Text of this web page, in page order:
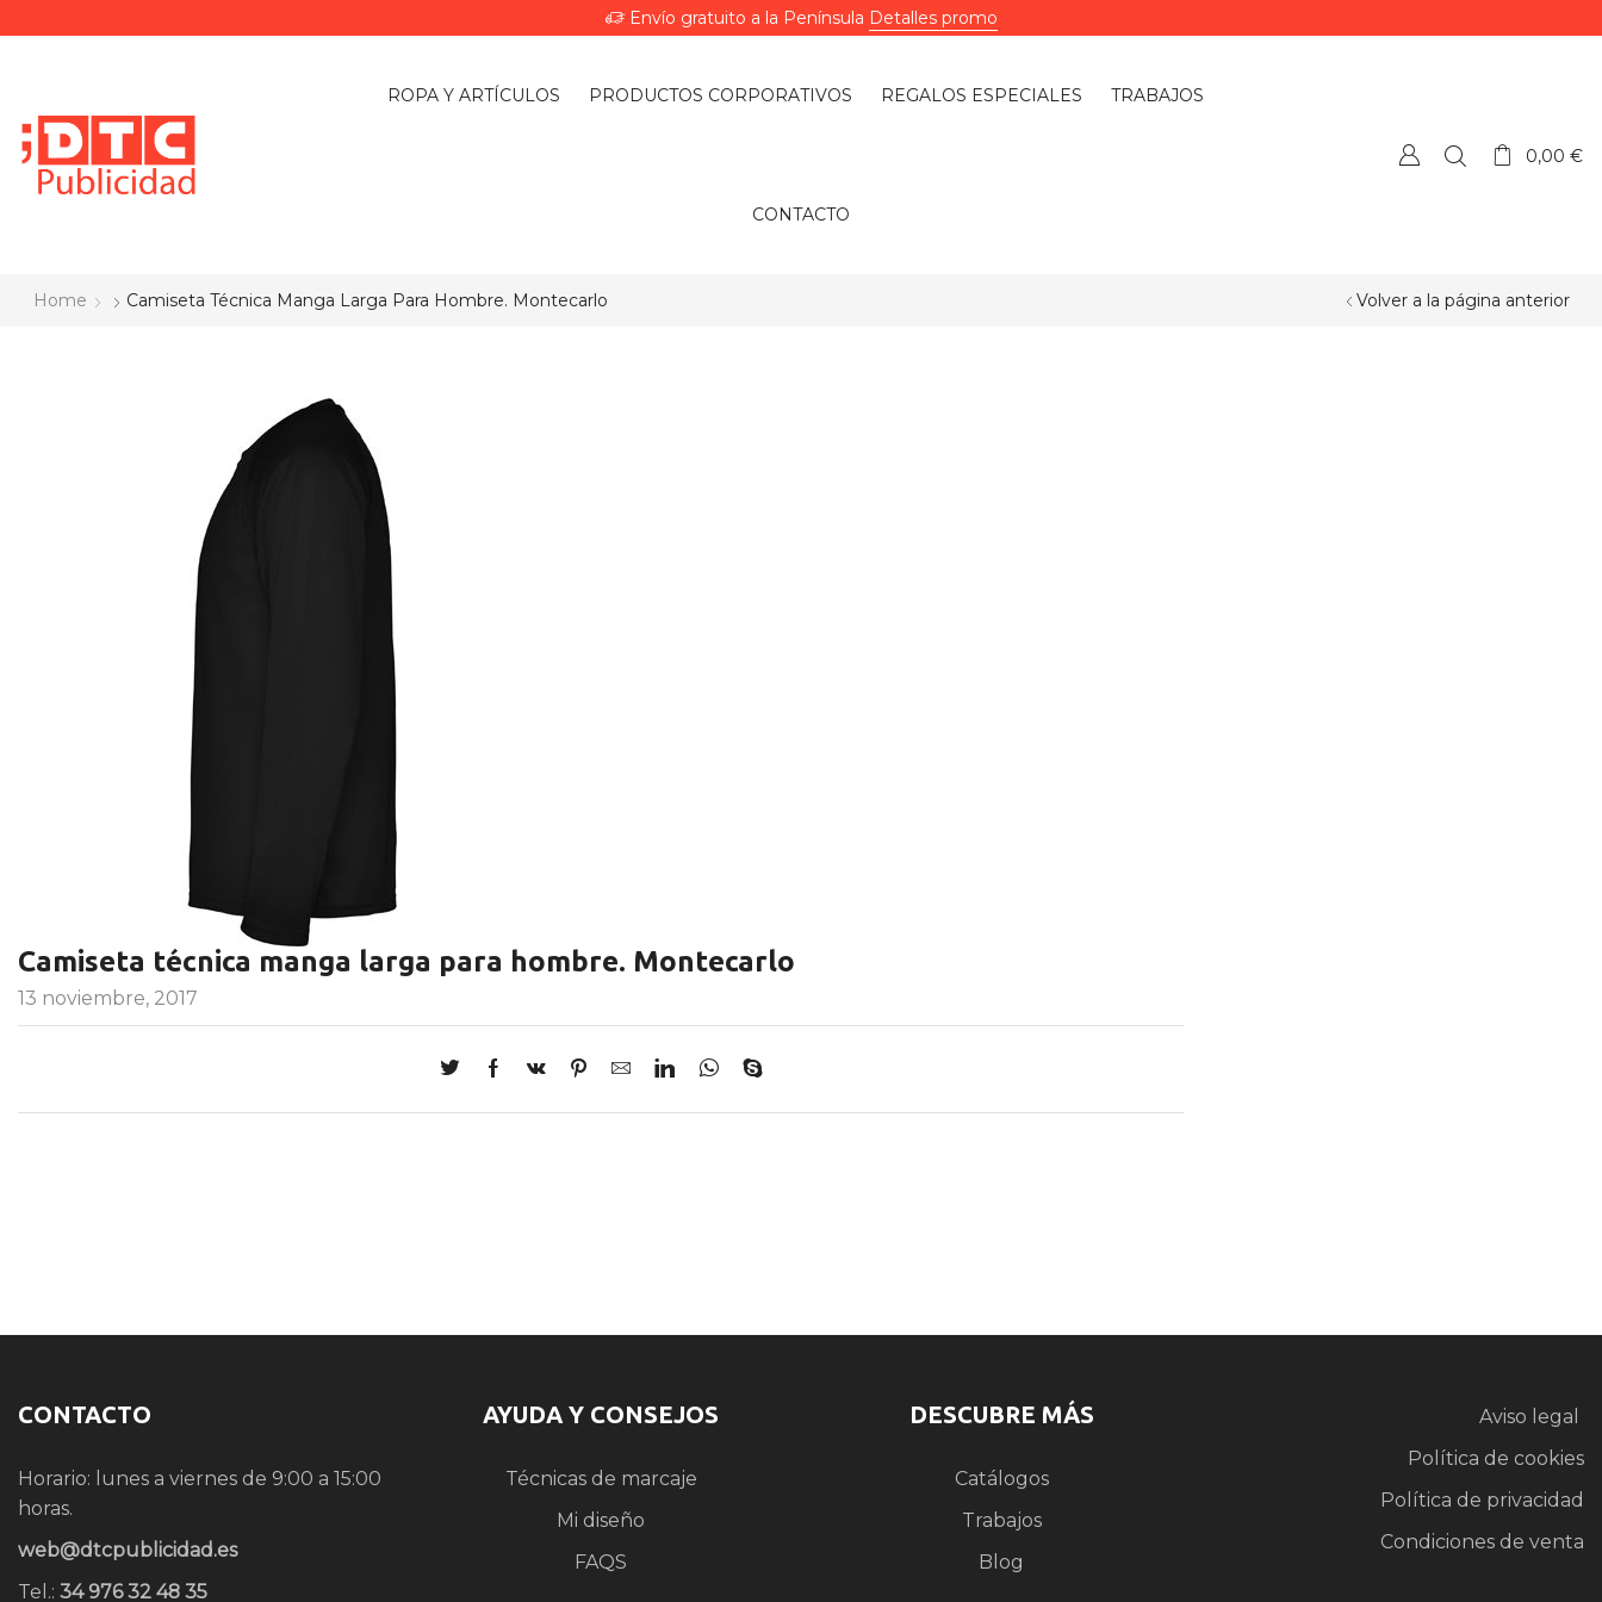
Envío gratuito a la Península Detalles promo
ROPA Y ARTÍCULOS PRODUCTOS CORPORATIVOS REGALOS ESPECIALES TRABAJOS
CONTACTO
0,00€
Volver a la página anterior
Home Camiseta Técnica Manga Larga Para Hombre. Montecarlo
Camiseta técnica manga larga para hombre. Montecarlo
13 noviembre, 2017
CONTACTO
Horario: lunes a viernes de 9:00 a 15:00
horas.
web@dtcpublicidad.es
Tel.: 34 976 32 48 35
AYUDA Y CONSEJOS
Técnicas de marcaje
Mi diseño
FAQS
DESCUBRE MÁS
Catálogos
Trabajos
Blog
Aviso legal
Política de cookies
Política de privacidad
Condiciones de venta